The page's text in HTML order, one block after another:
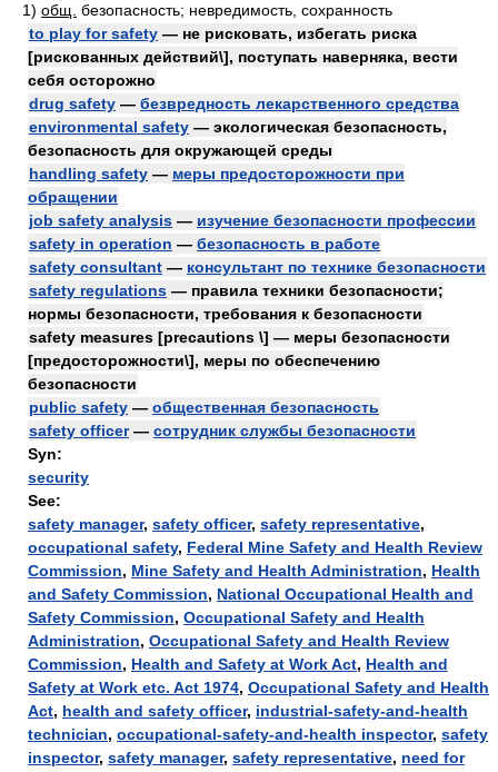
1) общ. безопасность; невредимость, сохранность
to play for safety — не рисковать, избегать риска
[рискованных действий\], поступать наверняка, вести
себя осторожно
drug safety — безвредность лекарственного средства
environmental safety — экологическая безопасность,
безопасность для окружающей среды
handling safety — меры предосторожности при
обращении
job safety analysis — изучение безопасности профессии
safety in operation — безопасность в работе
safety consultant — консультант по технике безопасности
safety regulations — правила техники безопасности;
нормы безопасности, требования к безопасности
safety measures [precautions \] — меры безопасности
[предосторожности\], меры по обеспечению
безопасности
public safety — общественная безопасность
safety officer— сотрудник службы безопасности
Syn:
security
See:
safety manager, safety officer, safety representative,
occupational safety, Federal Mine Safety and Health Review
Commission, Mine Safety and Health Administration, Health
and Safety Commission, National Occupational Health and
Safety Commission, Occupational Safety and Health
Administration, Occupational Safety and Health Review
Commission, Health and Safety at Work Act, Health and
Safety at Work etc. Act 1974, Occupational Safety and Health
Act, health and safety officer, industrial-safety-and-health
technician, occupational-safety-and-health inspector, safety
inspector, safety manager, safety representative, need for